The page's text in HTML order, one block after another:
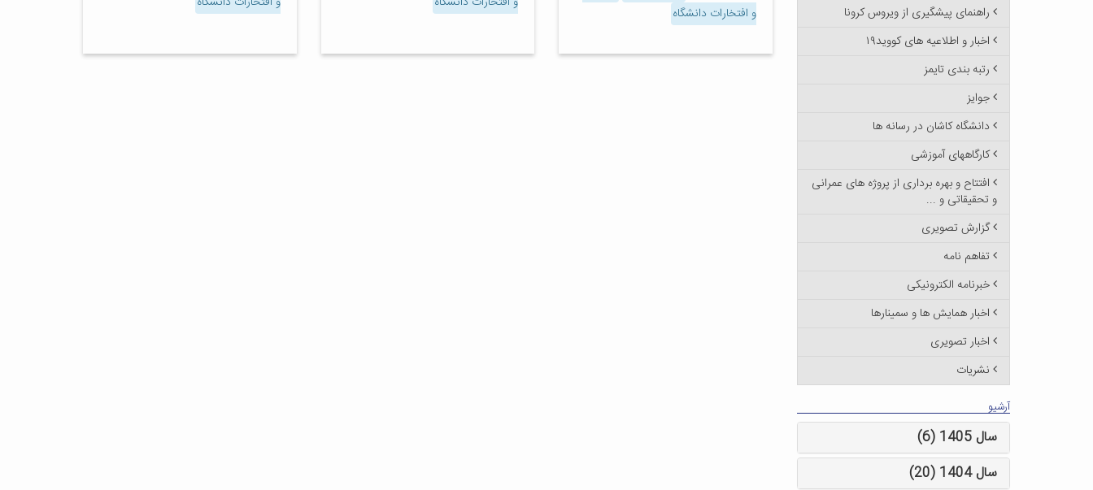
و افتخارات دانشگاه
راهنمای پیشگیری از ویروس کرونا
اخبار و اطلاعیه های کووید۱۹
رتبه بندی تایمز
جوایز
دانشگاه کاشان در رسانه ها
کارگاههای آموزشی
افتتاح و بهره برداری از پروژه های عمرانی
و تحقیقاتی و ...
گزارش تصویری
تفاهم نامه
خبرنامه الکترونیکی
اخبار همایش ها و سمینارها
اخبار تصویری
نشریات
آرشیو
سال 1405 (6)
سال 1404 (20)